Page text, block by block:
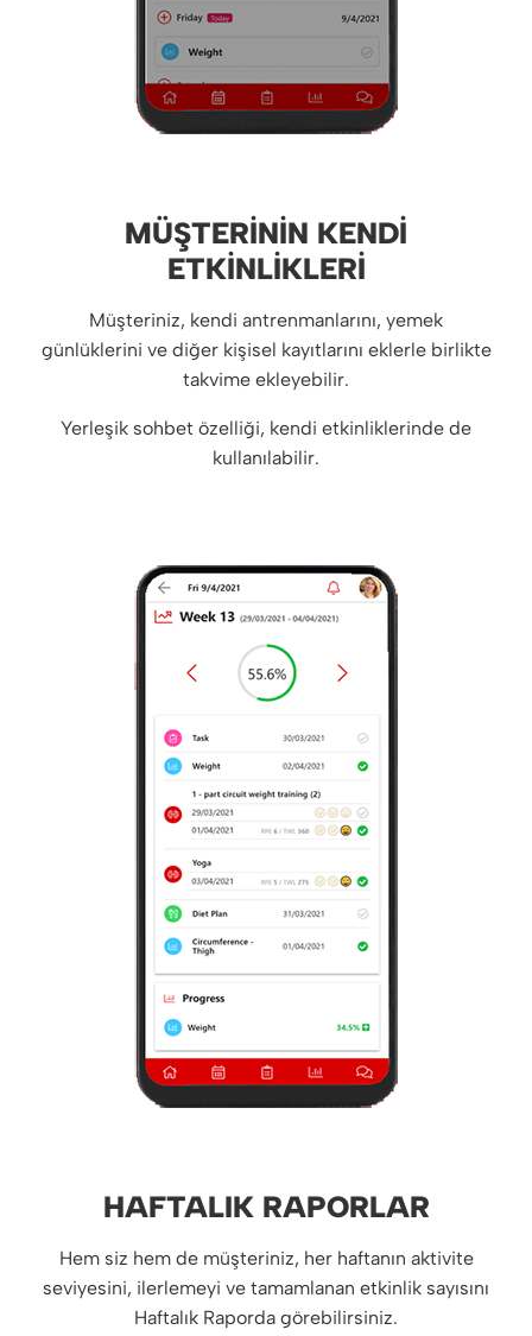
MÜŞTERININ KENDI
ETKINLIKLERI
Müşteriniz, kendi antrenmanlarını, yemek
günlüklerini ve diğer kişisel kayıtlarını eklerle birlikte
takvime ekleyebilir.
Yerleşik sohbet özelliği, kendi etkinliklerinde de
kullanılabilir.
HAFTALIK RAPORLAR
Hem siz hem de müşteriniz, her haftanın aktivite
seviyesini, ilerlemeyi ve tamamlanan etkinlik sayısını
Haftalık Raporda görebilirsiniz.